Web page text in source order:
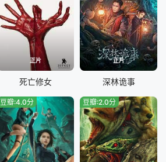
正片
死亡修女
正片
深林诡事
豆瓣:4.0分 豆瓣:2.0分